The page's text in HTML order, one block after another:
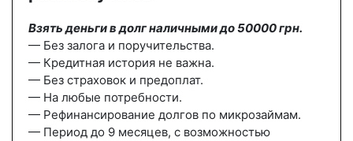
Взять деньги в долг наличными до 50000 грн.
— Без залога и поручительства.
— Кредитная история не важна.
— Без страховок и предоплат.
— На любые потребности.
— Рефинансирование долгов по микрозаймам.
— Период до 9 месяцев, с возможностью